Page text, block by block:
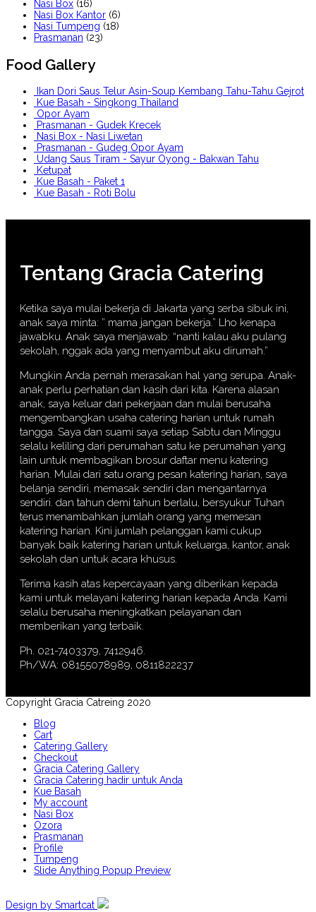
Nasi Box (16)
Nasi Box Kantor (6)
Nasi Tumpeng (18)
Prasmanan (23)
Food Gallery
Ikan Dori Saus Telur Asin-Soup Kembang Tahu-Tahu Gejrot
Kue Basah - Singkong Thailand
Opor Ayam
Prasmanan - Gudek Krecek
Nasi Box - Nasi Liwetan
Prasmanan - Gudeg Opor Ayam
Udang Saus Tiram - Sayur Oyong - Bakwan Tahu
Ketupat
Kue Basah - Paket 1
Kue Basah - Roti Bolu
Tentang Gracia Catering
Ketika saya mulai bekerja di Jakarta yang serba sibuk ini,
anak saya minta: ” mama jangan bekerja.” Lho kenapa
jawabku. Anak saya menjawab: “nanti kalau aku pulang
sekolah, nggak ada yang menyambut aku dirumah.”
Mungkin Anda pernah merasakan hal yang serupa. Anak-
anak perlu perhatian dan kasih dari kita. Karena alasan
anak, saya keluar dari pekerjaan dan mulai berusaha
mengembangkan usaha catering harian untuk rumah
tangga. Saya dan suami saya setiap Sabtu dan Minggu
selalu keliling dari perumahan satu ke perumahan yang
lain untuk membagikan brosur daftar menu katering
harian. Mulai dari satu orang pesan katering harian, saya
belanja sendiri, memasak sendiri dan mengantarnya
sendiri. dan tahun demi tahun berlalu, bersyukur Tuhan
terus menambahkan jumlah orang yang memesan
katering harian. Kini jumlah pelanggan kami cukup
banyak baik katering harian untuk keluarga, kantor, anak
sekolah dan untuk acara khusus.
Terima kasih atas kepercayaan yang diberikan kepada
kami untuk melayani katering harian kepada Anda. Kami
selalu berusaha meningkatkan pelayanan dan
memberikan yang terbaik.
Ph. 021-7403379, 7412946.
Ph/WA: 08155078989, 0811822237
Copyright Gracia Catreing 2020
Blog
Cart
Catering Gallery
Checkout
Gracia Catering Gallery
Gracia Catering hadir untuk Anda
Kue Basah
My account
Nasi Box
Ozora
Prasmanan
Profile
Tumpeng
Slide Anything Popup Preview
Design by Smartcat